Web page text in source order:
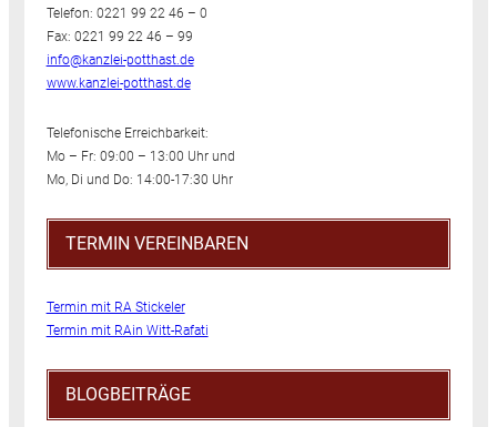
Telefon: 0221 99 22 46 – 0
Fax: 0221 99 22 46 – 99
info@kanzlei-potthast.de
www.kanzlei-potthast.de
Telefonische Erreichbarkeit:
Mo – Fr: 09:00 – 13:00 Uhr und
Mo, Di und Do: 14:00-17:30 Uhr
TERMIN VEREINBAREN
Termin mit RA Stickeler
Termin mit RAin Witt-Rafati
BLOGBEITRÄGE